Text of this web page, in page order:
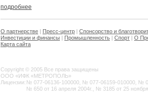
подробнее
О партнерстве | Пресс-центр | Спонсорство и
Инвестиции и финансы | Промышленность | Спорт | О
Карта сайта
Copyright © 2005 Все права защищены
ООО «ИФК «МЕТРОПОЛЬ»
Лицензии: № 077-06136-100000, № 077-06159-010000, №
№ 650 от 16 апреля 2004г., № 3185 от 25